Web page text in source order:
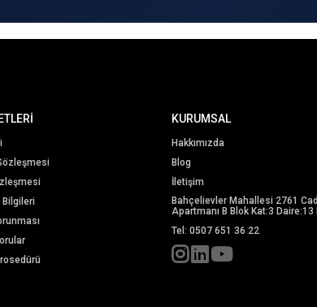
KURUMSAL
Hakkımızda
Blog
İletişim
Bahçelievler Mahallesi 2761
Apartmanı B Blok Kat:3
Tel: 0507 651 36 22